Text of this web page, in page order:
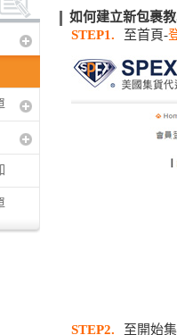
如何建立新包裹
STEP1.
至首頁-
STEP2. 至開始